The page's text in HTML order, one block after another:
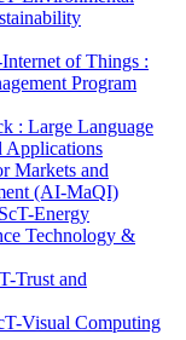
of Things :
Program
: Large Language
Applications
Markets and
(AI-MaQI)
Energy
Technology &
Trust and
Visual Computing